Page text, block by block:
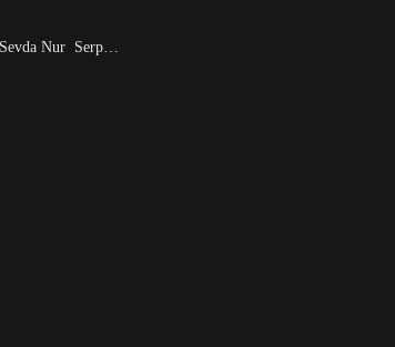
Sevda Nur Serpil Gul